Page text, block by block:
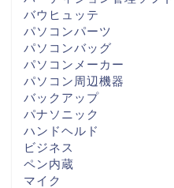
バウヒュッテ
パソコンパーツ
パソコンバッグ
パソコンメーカー
パソコン周辺機器
バックアップ
パナソニック
ハンドヘルド
ビジネス
ペン内蔵
マイク